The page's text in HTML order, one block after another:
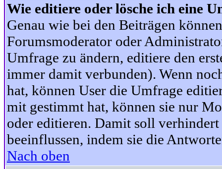
Wie editiere oder lösche ich eine
Genau wie bei den Beiträgen
Forumsmoderator oder
Umfrage zu ändern, editiere den
immer damit verbunden). Wenn
hat, können User die Umfrage
mit gestimmt hat, können sie nur
oder editieren. Damit soll
beeinflussen, indem sie die
Nach oben